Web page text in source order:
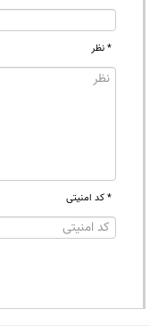
* نظر
* کد امنیتی